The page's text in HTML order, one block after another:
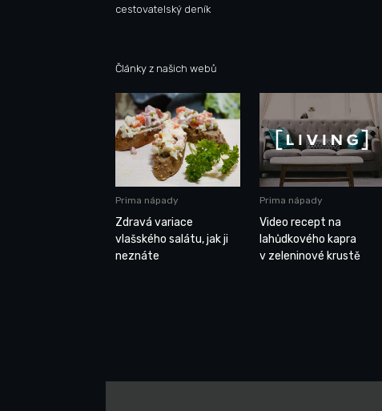
cestovatelský deník
Články z našich webů
Prima nápady
Zdravá variace
vlašského salátu, jak ji
neznáte
Prima nápady
Video recept na
lahůdkového kapra
v zeleninové krustě